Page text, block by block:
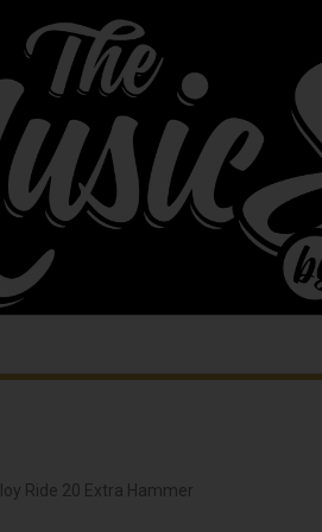
Ride 20 Extra Hammer